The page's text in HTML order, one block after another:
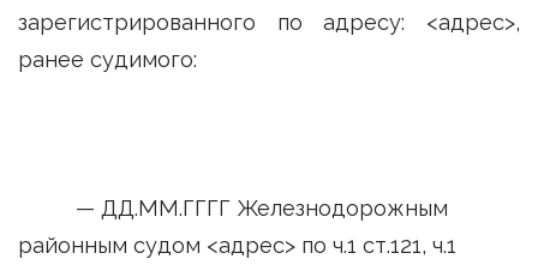
зарегистрированного по адресу: <адрес>,
ранее судимого:
— ДД.ММ.ГГГГ Железнодорожным
районным судом <адрес> по ч.1 ст.121, ч.1